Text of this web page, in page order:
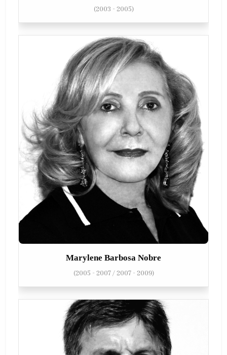
(2003 - 2005)
Marylene Barbosa Nobre
(2005 - 2007 / 2007 - 2009)